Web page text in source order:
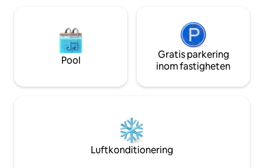
Pool
Gratis parkering
inom fastigheten
Luftkonditionering